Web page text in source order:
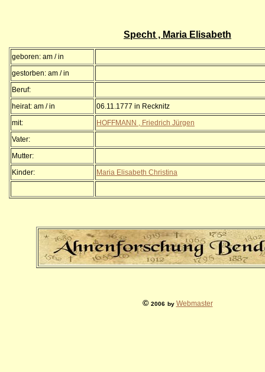
Specht , Maria Elisabeth
geboren: am / in
gestorben: am / in
Beruf:
heirat: am / in
06.11.1777 in Recknitz
mit:
HOFFMANN , Friedrich Jürgen
Vater:
Mutter:
Kinder:
Maria Elisabeth Christina
© 2006 by Webmaster